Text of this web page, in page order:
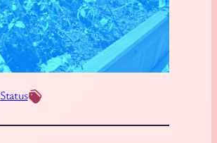
h
e
n
u
n
v
-
K
i
e
Status
s
j
ä
h
i